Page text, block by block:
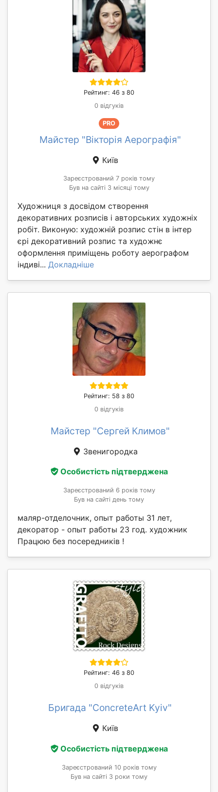
Рейтинг: 46 з 80
0 відгуків
PRO
Майстер "Вікторія Аерографія"
Київ
Зареєстрований 7 років тому
Був на сайті 3 місяці тому
Художниця з досвідом створення
декоративних розписів і авторських художніх
робіт. Виконую: художній розпис стін в інтер
єрі декоративний розпис та художнє
оформлення приміщень роботу аерографом
індиві... Докладніше
Рейтинг: 58 з 80
0 відгуків
Майстер "Сергей Климов"
Звенигородка
Особистість підтверджена
Зареєстрований 6 років тому
Був на сайті день тому
маляр-отделочник, опыт работы 31 лет,
декоратор - опыт работы 23 год. художник
Працюю без посередників !
Рейтинг: 46 з 80
0 відгуків
Бригада "ConcreteArt Kyiv"
Київ
Особистість підтверджена
Зареєстрований 10 років тому
Був на сайті 3 роки тому